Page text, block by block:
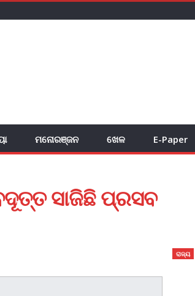
ମନୋରଞ୍ଜନ ଖେଳ E-Paper
ସାଜିଛି ପ୍ରସବ
ରାଜ୍ୟ